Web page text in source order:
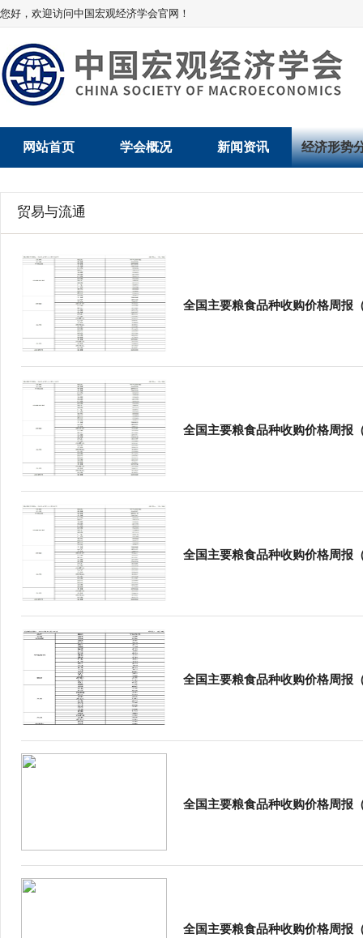
您好，欢迎访问中国宏观经济学会官网！
网站首页 学会概况
学会领导
组织机构
法律顾问
学会章程
特邀研究员
新闻资讯
会员动态
经济形势
产业发展
价格指数
贸易与流通
全国主要粮食品种收购价格周报
全国主要粮食品种收购价格周报
全国主要粮食品种收购价格周报
全国主要粮食品种收购价格周报
全国主要粮食品种收购价格周报
全国主要粮食品种收购价格周报